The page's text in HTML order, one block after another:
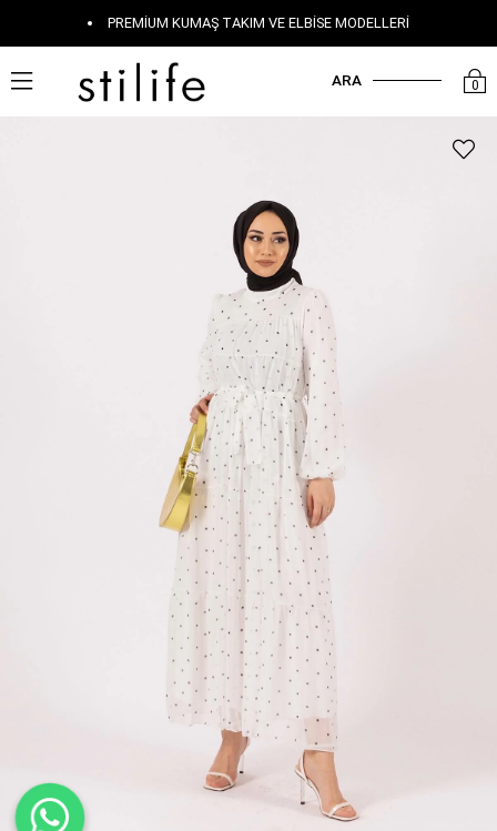
PREMIUM KUMAŞ TAKIM VE ELBISE MODELLERI
0
ARA